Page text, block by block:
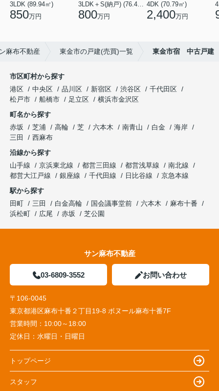
3LDK (89.94㎡)
850万円
3LDK＋S(納戸) (76.40㎡)
800万円
4DK (70.79㎡)
2,400万円
麻布不動産 東金市の戸建(売買)一覧 東金市宿 中古戸建
市区町村から探す
港区
中央区 品川区 新宿区 渋谷区
千代田区
松戸市
船橋市 足立区
横浜市金沢区
町名から探す
赤坂
芝浦 高輪 芝 六本木 南青山 白金
海岸
三田
西麻布
沿線から探す
山手線
京浜東北線 都営三田線 都営浅草線
南北線
都営大江戸線
銀座線 千代田線 日比谷線
京急本線
駅から探す
田町
三田 白金高輪 国会議事堂前 六本木
麻布十番
浜松町
広尾 赤坂 芝公園
サン麻布不動産
03-6809-3552 お問い合わせ
〒106-0045
東京都港区麻布十番２丁目19-8 ボヌール麻布十番7F
営業時間： 10:00～18:00
定休日： 水曜日・日曜日
トップページ
スタッフ